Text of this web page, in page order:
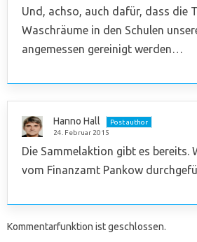
Und, achso, auch dafür, dass die
Waschräume in den Schulen
angemessen gereinigt werden…
Hanno Hall
Post author
24. Februar 2015
Die Sammelaktion gibt es bereits.
vom Finanzamt Pankow
Kommentarfunktion ist geschlossen.